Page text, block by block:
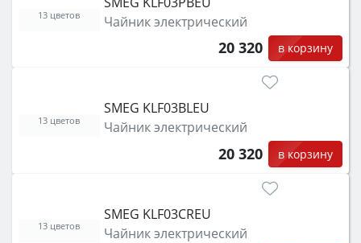
Чайник электрический
20 320 в корзину
13 цветов
SMEG KLF03BLEU
Чайник электрический
20 320 в корзину
13 цветов
SMEG KLF03CREU
Чайник электрический
13 цветов